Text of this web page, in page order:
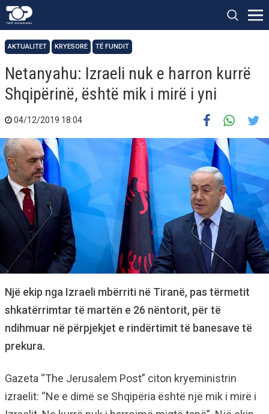
AKTUALITET KRYESORE TË FUNDIT
Netanyahu: Izraeli nuk e harron kurrë
Shqipërinë, është mik i mirë i yni
04/12/2019 18:04
Një ekip nga Izraeli mbërriti në Tiranë, pas tërmetit
shkatërrimtar të martën e 26 nëntorit, për të
ndihmuar në përpjekjet e rindërtimit të banesave të
prekura.
Gazeta “The Jerusalem Post” citon kryeministrin
izraelit: “Ne e dimë se Shqipëria është një mik i mirë i